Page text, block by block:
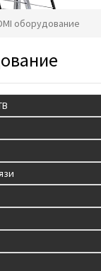
оборудование